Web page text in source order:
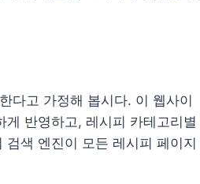
다고 가정해 봅시다. 이 웹사이
반영하고, 레시피 카테고리별
색 엔진이 모든 레시피 페이지